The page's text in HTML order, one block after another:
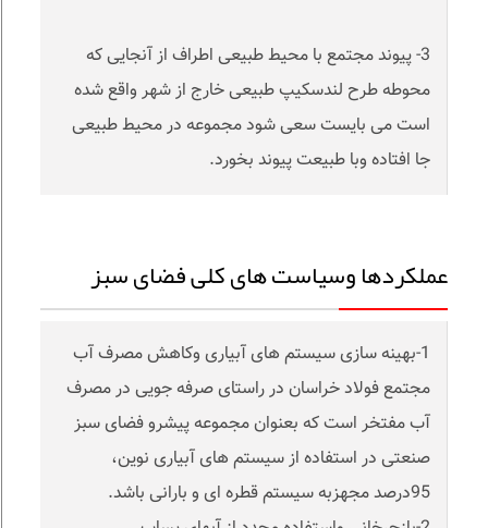
3- پیوند مجتمع با محیط طبیعی اطراف از آنجایی که
محوطه طرح لندسکیپ طبیعی خارج از شهر واقع شده
است می بایست سعی شود مجموعه در محیط طبیعی
جا افتاده وبا طبیعت پیوند بخورد.
عملکردها وسیاست های کلی فضای سبز
1-بهینه سازی سیستم های آبیاری وکاهش مصرف آب
مجتمع فولاد خراسان در راستای صرفه جویی در مصرف
آب مفتخر است که بعنوان مجموعه پیشرو فضای سبز
صنعتی در استفاده از سیستم های آبیاری نوین،
95درصد مجهزبه سیستم قطره ای و بارانی باشد.